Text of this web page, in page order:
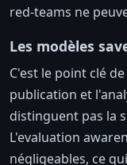
red-teams ne
Les modèles
C'est le point clé
publication et
distinguent pas la
L'evaluation
négligeables, ce